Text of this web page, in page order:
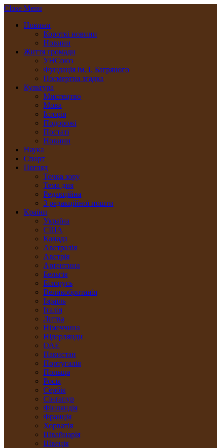
Close Menu
Новини
Короткі новини
Новини
Життя громади
УНСоюз
Фундація ім. І. Багряного
Посмертна згадка
Культура
Мистецтво
Мова
Історія
Подорожі
Постаті
Новини
Наука
Спорт
Погляд
Точка зору
Тема дня
Редакційна
З редакційної пошти
Країни
Україна
США
Канада
Австралія
Австрія
Арґентина
Бельгія
Білорусь
Великобританія
Ізраїль
Італія
Литва
Німеччина
Нідерлянди
ОАЕ
Пакистан
Португалія
Польща
Росія
Сербія
Сінґапур
Фінляндія
Франція
Хорватія
Швайцарія
Швеція